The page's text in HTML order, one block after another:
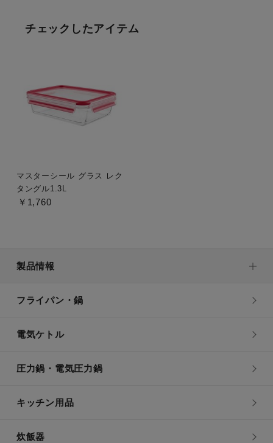
チェックしたアイテム
マスターシール グラス レク
タングル1.3L
￥1,760
製品情報
フライパン・鍋
電気ケトル
圧力鍋・電気圧力鍋
キッチン用品
炊飯器